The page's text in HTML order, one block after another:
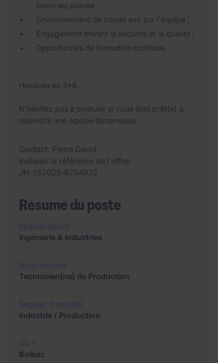
selon les primes ;
Environnement de travail axé sur l'équipe ;
Engagement envers la sécurité et la qualité ;
Opportunités de formation continue.
Horaires en 5*8.
N'hésitez pas à postuler si vous êtes prêt(e) à
rejoindre une équipe dynamique.
Contact Pierre David
Indiquer la référence de l'offre
JN-052025-6734932
Résumé du poste
Ingénierie & Industries
Technicien(ne) de Production
Industrie / Production
Bolbec